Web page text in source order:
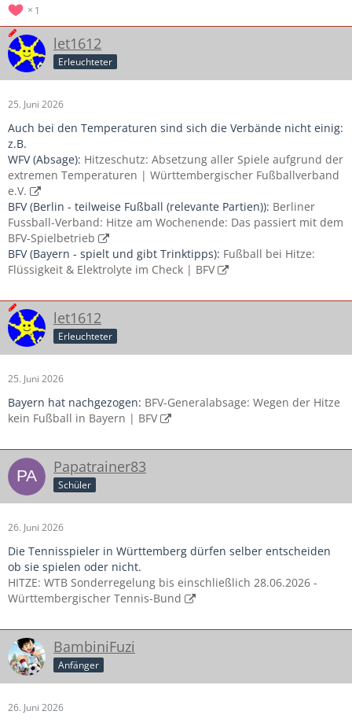
1
let1612
Erleuchteter
25. Juni 2026
Auch bei den Temperaturen sind sich die Verbände nicht einig:
z.B.
WFV (Absage): Hitzeschutz: Absetzung aller Spiele aufgrund der
extremen Temperaturen | Württembergischer Fußballverband
e.V.
BFV (Berlin - teilweise Fußball (relevante Partien)): Berliner
Fussball-Verband: Hitze am Wochenende: Das passiert mit dem
BFV-Spielbetrieb
BFV (Bayern - spielt und gibt Trinktipps): Fußball bei Hitze:
Flüssigkeit & Elektrolyte im Check | BFV
let1612
Erleuchteter
25. Juni 2026
Bayern hat nachgezogen: BFV-Generalabsage: Wegen der Hitze
kein Fußball in Bayern | BFV
Papatrainer83
Schüler
26. Juni 2026
Die Tennisspieler in Württemberg dürfen selber entscheiden
ob sie spielen oder nicht.
HITZE: WTB Sonderregelung bis einschließlich 28.06.2026 -
Württembergischer Tennis-Bund
BambiniFuzi
Anfänger
26. Juni 2026